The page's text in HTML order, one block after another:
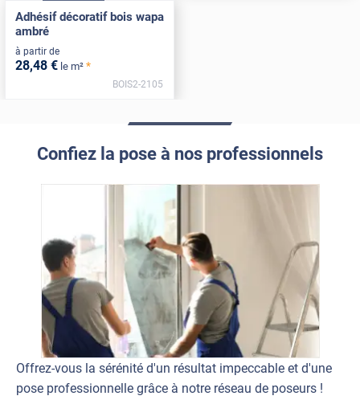
Adhésif décoratif bois wapa
ambré
à partir de
28,48 € le m² *
BOIS2-2105
Confiez la pose à nos professionnels
Offrez-vous la sérénité d'un résultat impeccable et d'une
pose professionnelle grâce à notre réseau de poseurs !